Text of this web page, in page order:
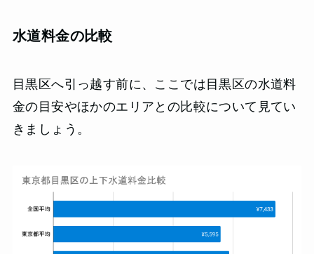
水道料金の比較
目黒区へ引っ越す前に、ここでは目黒区の水道料
金の目安やほかのエリアとの比較について見てい
きましょう。